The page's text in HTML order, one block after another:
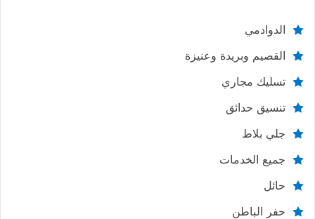
الدوادمي
القصيم وبريدة وعنيزة
تسليك مجاري
تنسيق حدائق
جلي بلاط
جميع الخدمات
حائل
حفر الباطن